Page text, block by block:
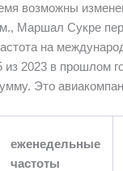
возможны
Маршал Сукре
на
2023 в прошлом
Это
еженедельные
частоты